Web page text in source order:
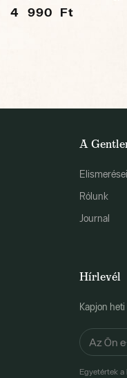
4 990 Ft
A
Rólunk
Journal
Hírlevél
Kapjon
Egyetértek a